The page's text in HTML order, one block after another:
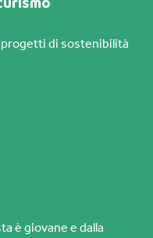
di sostenibilità
è giovane e dalla